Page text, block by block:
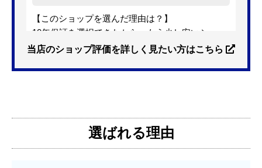
【このショップを選んだ理由は？】
10年保証を選択できたから。もう少し安いショッ
プも有ったが、5年保証しかなかった。
【その他感想・コメント】
当店のショップ評価を詳しく見たい方はこちら
選ばれる理由